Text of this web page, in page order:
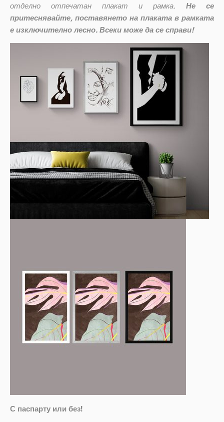
отделно отпечатан плакат и рамка.
Не се
притеснявайте, поставянето на плаката в рамката
е изключително лесно. Всеки може да се справи!
С паспарту или без!